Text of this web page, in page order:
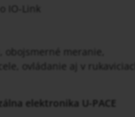
IO-Link
obojsmerné meranie,
ovládanie aj v rukaviciach
U-PACE